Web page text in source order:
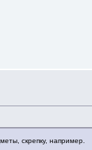
скрепку, например.